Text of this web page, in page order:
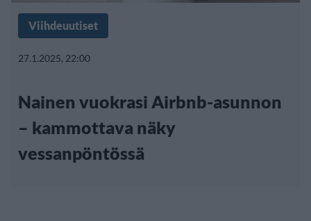
Viihdeuutiset
27.1.2025, 22:00
Nainen vuokrasi Airbnb-asunnon
– kammottava näky
vessanpöntössä